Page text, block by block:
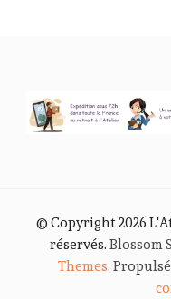
© Copyright 2026
réservés. Blossom
Themes.